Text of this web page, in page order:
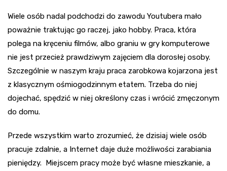
Wiele osób nadal podchodzi do zawodu Youtubera mało
poważnie traktując go raczej, jako hobby. Praca, która
polega na kręceniu filmów, albo graniu w gry komputerowe
nie jest przecież prawdziwym zajęciem dla dorosłej osoby.
Szczególnie w naszym kraju praca zarobkowa kojarzona jest
z klasycznym ośmiogodzinnym etatem. Trzeba do niej
dojechać, spędzić w niej określony czas i wrócić zmęczonym
do domu.
Przede wszystkim warto zrozumieć, że dzisiaj wiele osób
pracuje zdalnie, a Internet daje duże możliwości zarabiania
pieniędzy. Miejscem pracy może być własne mieszkanie, a